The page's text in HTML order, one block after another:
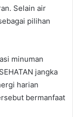
Selain air
pilihan
minuman
jangka
harian
bermanfaat